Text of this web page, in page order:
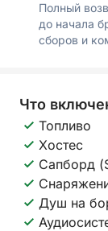
Полный
до начала
сборов и
Что
Топливо
Хостес
Сапборд
Душ на